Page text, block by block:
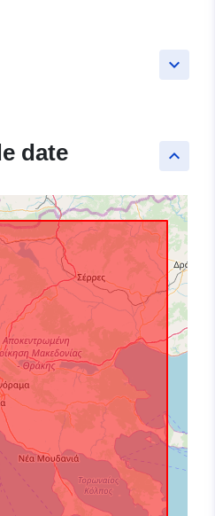
keyboard_arrow_down
keyboard_arrow_up
date